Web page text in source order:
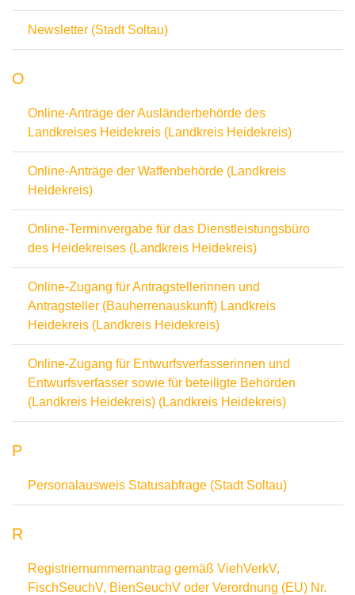
Newsletter (Stadt Soltau)
O
Online-Anträge der Ausländerbehörde des
Landkreises Heidekreis (Landkreis Heidekreis)
Online-Anträge der Waffenbehörde (Landkreis
Heidekreis)
Online-Terminvergabe für das Dienstleistungsbüro
des Heidekreises (Landkreis Heidekreis)
Online-Zugang für Antragstellerinnen und
Antragsteller (Bauherrenauskunft) Landkreis
Heidekreis (Landkreis Heidekreis)
Online-Zugang für Entwurfsverfasserinnen und
Entwurfsverfasser sowie für beteiligte Behörden
(Landkreis Heidekreis) (Landkreis Heidekreis)
P
Personalausweis Statusabfrage (Stadt Soltau)
R
Registriernummernantrag gemäß ViehVerkV,
FischSeuchV, BienSeuchV oder Verordnung (EU) Nr.